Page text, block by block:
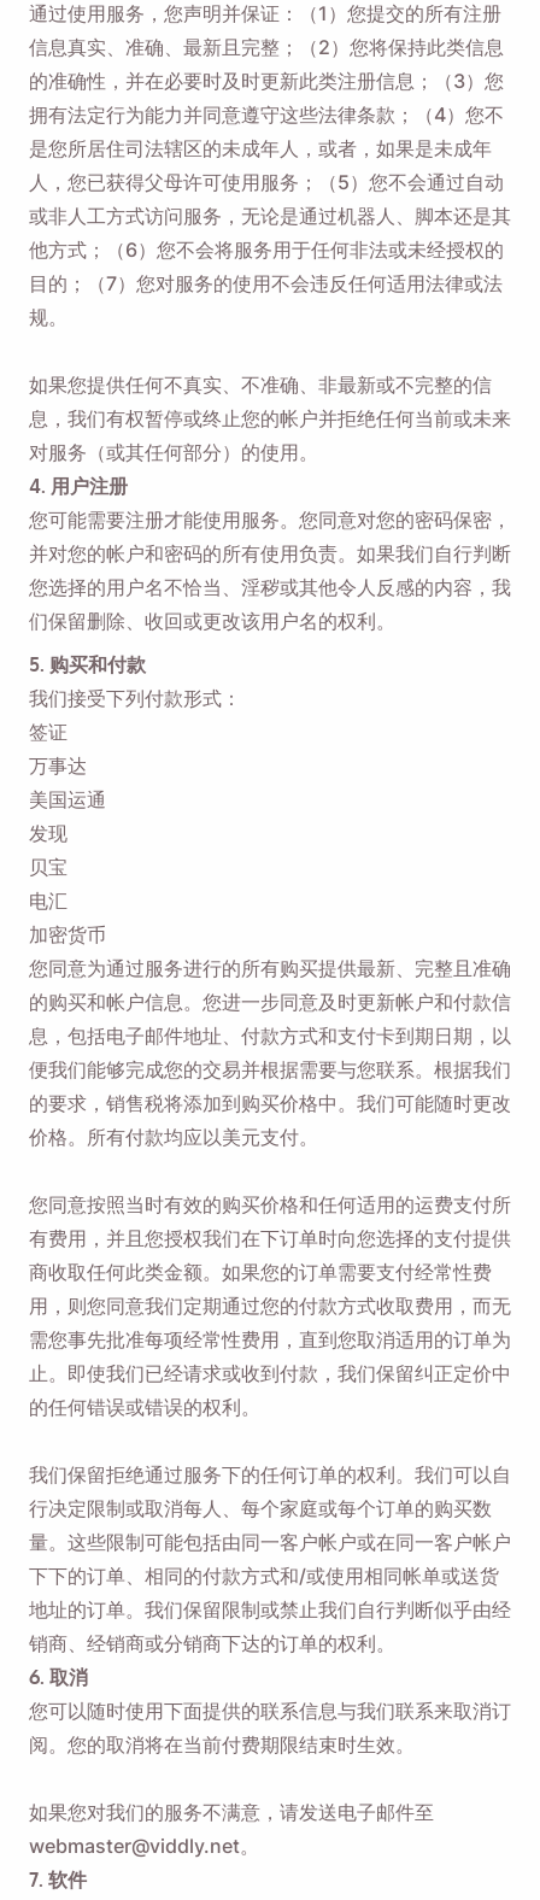
通过使用服务，您声明并保证：（1）您提交的所有注册
信息真实、准确、最新且完整；（2）您将保持此类信息
的准确性，并在必要时及时更新此类注册信息；（3）您
拥有法定行为能力并同意遵守这些法律条款；（4）您不
是您所居住司法辖区的未成年人，或者，如果是未成年
人，您已获得父母许可使用服务；（5）您不会通过自动
或非人工方式访问服务，无论是通过机器人、脚本还是其
他方式；（6）您不会将服务用于任何非法或未经授权的
目的；（7）您对服务的使用不会违反任何适用法律或法
规。
如果您提供任何不真实、不准确、非最新或不完整的信
息，我们有权暂停或终止您的帐户并拒绝任何当前或未来
对服务（或其任何部分）的使用。
4. 用户注册
您可能需要注册才能使用服务。您同意对您的密码保密，
并对您的帐户和密码的所有使用负责。如果我们自行判断
您选择的用户名不恰当、淫秽或其他令人反感的内容，我
们保留删除、收回或更改该用户名的权利。
5. 购买和付款
我们接受下列付款形式：
签证
万事达
美国运通
发现
贝宝
电汇
加密货币
您同意为通过服务进行的所有购买提供最新、完整且准确
的购买和帐户信息。您进一步同意及时更新帐户和付款信
息，包括电子邮件地址、付款方式和支付卡到期日期，以
便我们能够完成您的交易并根据需要与您联系。根据我们
的要求，销售税将添加到购买价格中。我们可能随时更改
价格。所有付款均应以美元支付。
您同意按照当时有效的购买价格和任何适用的运费支付所
有费用，并且您授权我们在下订单时向您选择的支付提供
商收取任何此类金额。如果您的订单需要支付经常性费
用，则您同意我们定期通过您的付款方式收取费用，而无
需您事先批准每项经常性费用，直到您取消适用的订单为
止。即使我们已经请求或收到付款，我们保留纠正定价中
的任何错误或错误的权利。
我们保留拒绝通过服务下的任何订单的权利。我们可以自
行决定限制或取消每人、每个家庭或每个订单的购买数
量。这些限制可能包括由同一客户帐户或在同一客户帐户
下下的订单、相同的付款方式和/或使用相同帐单或送货
地址的订单。我们保留限制或禁止我们自行判断似乎由经
销商、经销商或分销商下达的订单的权利。
6. 取消
您可以随时使用下面提供的联系信息与我们联系来取消订
阅。您的取消将在当前付费期限结束时生效。
如果您对我们的服务不满意，请发送电子邮件至
webmaster@viddly.net。
7. 软件